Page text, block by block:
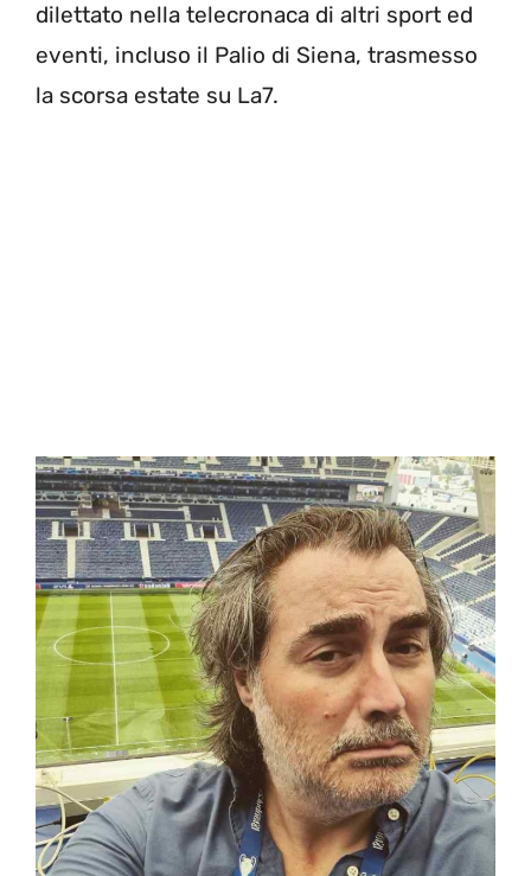
dilettato nella telecronaca di altri sport ed
eventi, incluso il Palio di Siena, trasmesso
la scorsa estate su La7.